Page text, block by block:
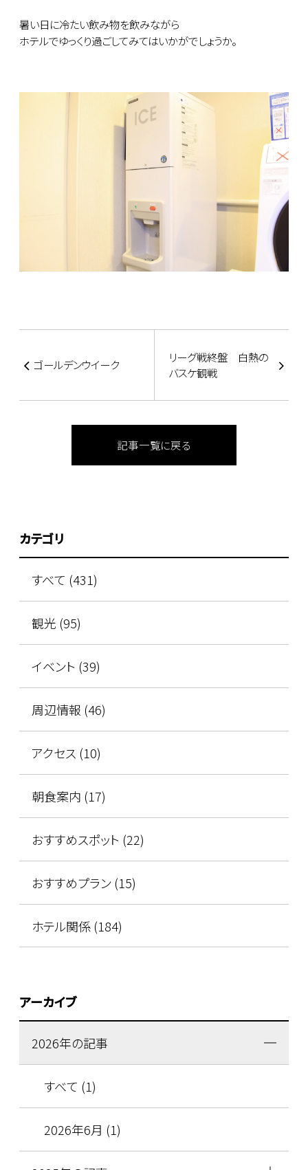
暑い日に冷たい飲み物を飲みながら
ホテルでゆっくり過ごしてみてはいかがでしょうか。
ゴールデンウイーク
リーグ戦終盤 白熱の
バスケ観戦
記事一覧に戻る
カテゴリ
すべて (431)
観光 (95)
イベント (39)
周辺情報 (46)
アクセス (10)
朝食案内 (17)
おすすめスポット (22)
おすすめプラン (15)
ホテル関係 (184)
アーカイブ
2026年の記事
すべて (1)
2026年6月 (1)